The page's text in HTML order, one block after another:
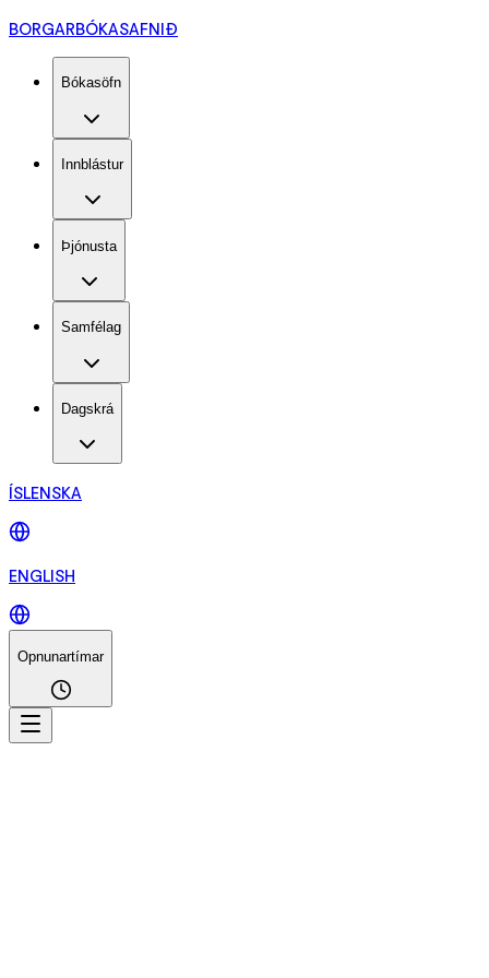
BORGARBÓKASAFNIÐ
Bókasöfn
Innblástur
Þjónusta
Samfélag
Dagskrá
ÍSLENSKA
ENGLISH
Opnunartímar